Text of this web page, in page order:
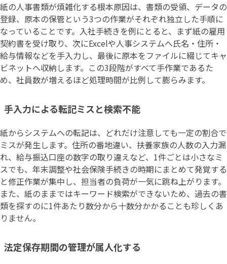
紙の人事書類が煩雑化する根本原因は、書類の受領、データの
登録、原本の保管という3つの作業がそれぞれ独立した手順に
なっていることです。入社手続きを例にとると、まず紙の雇用
契約書を受け取り、次にExcelや人事システムへ氏名・住所・
給与情報などを手入力し、最後に原本をファイルに綴じてキャ
ビネットへ収納します。この3段階がすべて手作業であるた
め、社員数が増えるほど処理時間が比例して膨らみます。
手入力による転記ミスと検索不能
紙からシステムへの転記は、どれだけ注意しても一定の割合で
ミスが発生します。住所の番地違い、扶養家族の人数の入力漏
れ、給与振込口座の数字の取り違えなど、1件ごとは小さなミ
スでも、年末調整や社会保険手続きの時期にまとめて発覚する
と修正作業が集中し、担当者の負荷が一気に跳ね上がります。
また、紙のままではキーワード検索ができないため、過去の書
類を探すのに1件あたり数分から十数分かかることも珍しくあ
りません。
法定保存期間の管理が属人化する